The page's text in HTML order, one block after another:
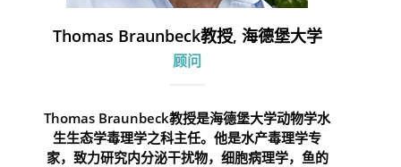
Thomas Braunbeck教授, 海德堡大学
顾问
Thomas Braunbeck教授是海德堡大学动物学水
生生态学毒理学之科主任。他是水产毒理学专
家，致力研究内分泌干扰物，细胞病理学，鱼的